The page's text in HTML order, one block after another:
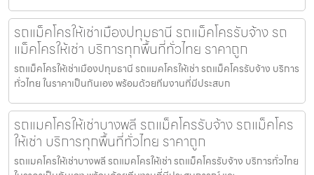
รถแม็คโครให้เช่าเมืองปทุมธานี รถแม็คโครรับจ้าง รถ
แม็คโครให้เช่า บริการทุกพื้นที่ทั่วไทย ราคาถูก
รถแม็คโครให้เช่าเมืองปทุมธานี รถแมคโครให้เช่า รถแม็คโครรับจ้าง บริการ
ทั่วไทย ในราคาเป็นกันเอง พร้อมด้วยทีมงานที่มีประสบก
รถแมคโครให้เช่าบางพลี รถแม็คโครรับจ้าง รถแม็คโคร
ให้เช่า บริการทุกพื้นที่ทั่วไทย ราคาถูก
รถแมคโครให้เช่าบางพลี รถแมคโครให้เช่า รถแม็คโครรับจ้าง บริการทั่วไทย